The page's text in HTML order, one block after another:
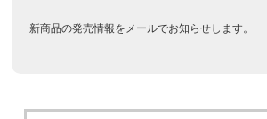
新商品の発売情報をメールでお知らせします。